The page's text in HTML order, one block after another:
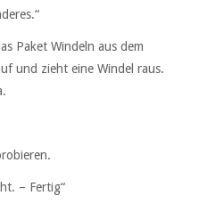
Paket Windeln aus dem
und zieht eine Windel raus.
– Fertig“